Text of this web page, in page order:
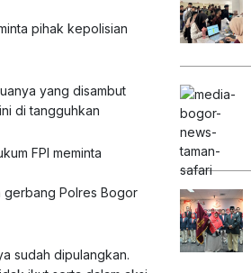
pihak kepolisian
yang disambut
di tangguhkan
FPI meminta
gerbang Polres Bogor
sudah dipulangkan.